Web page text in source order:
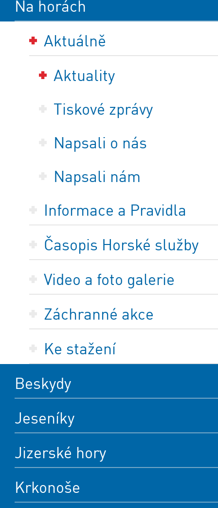
Na horách
Aktuálně
Aktuality
Tiskové zprávy
Napsali o nás
Napsali nám
Informace a Pravidla
Časopis Horské služby
Video a foto galerie
Záchranné akce
Ke stažení
Beskydy
Jeseníky
Jizerské hory
Krkonoše